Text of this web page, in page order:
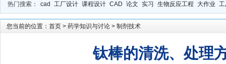
热门搜索： cad 工厂设计 课程设计 CAD 论文 实习 生物反应工程 大作业
您当前的位置： 首页 > 药学知识与讨论 > 制剂技术
钛棒的清洗、处理